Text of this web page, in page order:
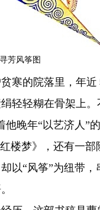
芳风筝图
的院落里，年近
轻轻糊在骨架上。
晚年“以艺济人”的
梦》，还有一部
以“风筝”为纽带